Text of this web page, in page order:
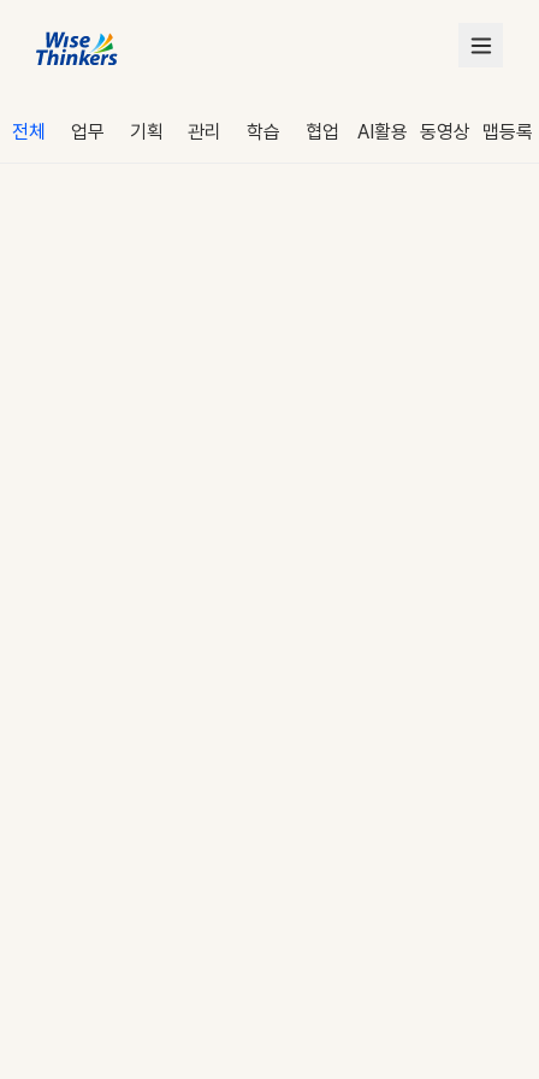
전체 업무 기획 관리 학습 협업 AI활용 동영상 맵등록